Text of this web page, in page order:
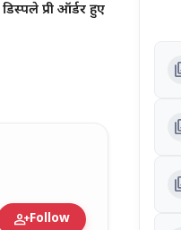
प्री ऑर्डर हुए
person_addFollow